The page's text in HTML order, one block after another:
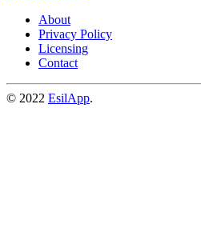
About
Privacy Policy
Licensing
Contact
© 2022 EsilApp.